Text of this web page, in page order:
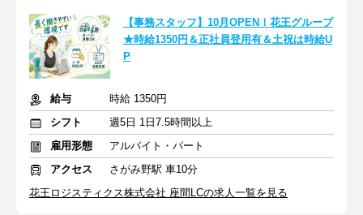
【事務スタッフ】10月OPEN！花王グループ
★時給1350円＆正社員登用有＆土祝は時給U
P
給与
時給 1350円
シフト
週5日 1日7.5時間以上
雇用形態
アルバイト・パート
アクセス
さがみ野駅 車10分
花王ロジスティクス株式会社 座間LCの求人一覧を見る